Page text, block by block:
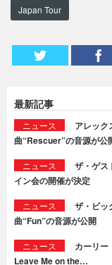
Japan Tour
最新記事
ニュース
アレック
曲“Rescuer”の音源が公
ニュース
ザ・ゲス
イン会の開催が決定
ニュース
ザ・ビッ
曲“Fun”の音源が公開
ニュース
カーリー
Leave Me on the…